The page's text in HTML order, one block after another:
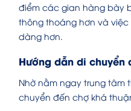
điểm các gian hàng bày
thông thoáng hơn và
dàng hơn.
Hướng dẫn di chuyển
Nhờ nằm ngay trung tâm
chuyển đến chợ khá